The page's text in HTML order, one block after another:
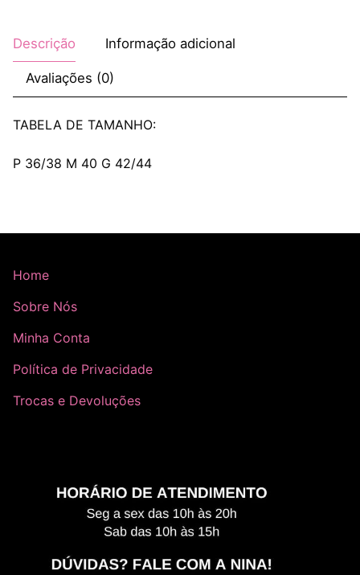
Descrição Informação adicional
Avaliações (0)
TABELA DE TAMANHO:
P 36/38 M 40 G 42/44
Home
Sobre Nós
Minha Conta
Política de Privacidade
Trocas e Devoluções